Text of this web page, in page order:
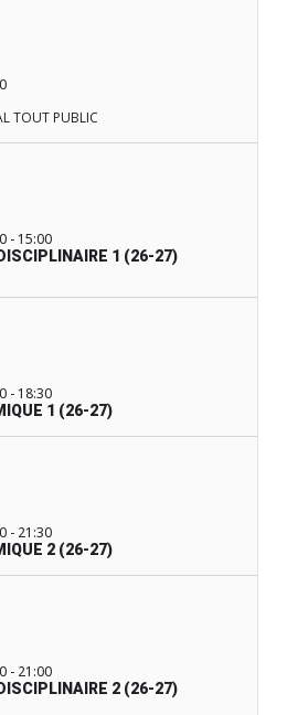
TOUT PUBLIC
- 15:00
1 (26-27)
- 18:30
1 (26-27)
- 21:30
2 (26-27)
- 21:00
2 (26-27)